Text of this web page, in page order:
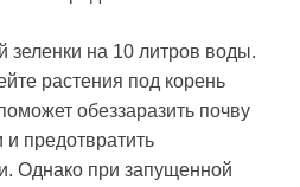
зеленки на 10 литров воды.
растения под корень
обеззаразить почву
и предотвратить
Однако при запущенной